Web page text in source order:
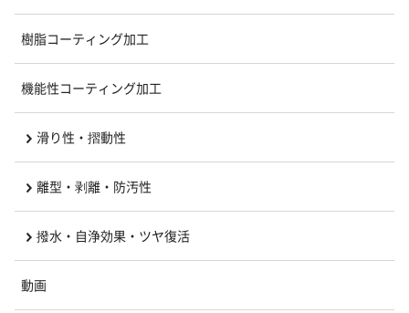
樹脂コーティング加工
機能性コーティング加工
滑り性・摺動性
離型・剥離・防汚性
撥水・自浄効果・ツヤ復活
動画